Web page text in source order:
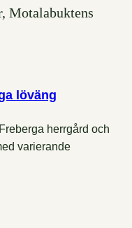
Motalabuktens
löväng
herrgård och
varierande